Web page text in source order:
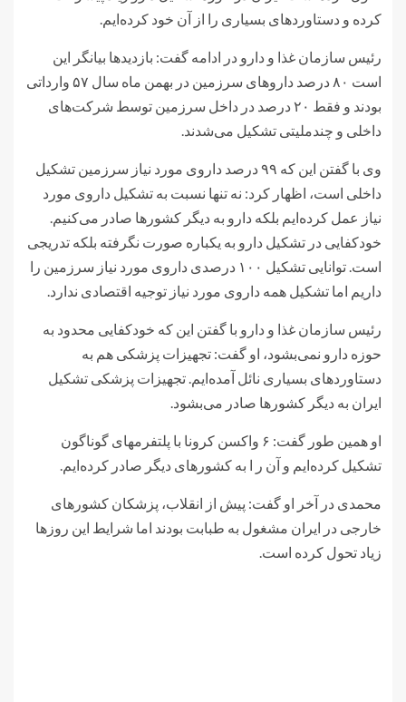
کرده و دستاوردهای بسیاری را از آن خود کرده‌ایم.
رئیس سازمان غذا و دارو در ادامه گفت: بازدید‌ها بیانگر این
است ۸۰ درصد داروهای سرزمین در بهمن ماه سال ۵۷ وارداتی
بودند و فقط ۲۰ درصد در داخل سرزمین توسط شرکت‌های
داخلی و چندملیتی تشکیل می‌شدند.
وی با گفتن این که ۹۹ درصد داروی مورد نیاز سرزمین تشکیل
داخلی است، اظهار کرد: نه تنها نسبت به تشکیل داروی مورد
نیاز عمل کرده‌ایم بلکه دارو به دیگر کشورها صادر می‌کنیم‌.
خودکفایی در تشکیل دارو به یکباره صورت نگرفته بلکه تدریجی
است. توانایی تشکیل ۱۰۰ درصدی داروی مورد نیاز سرزمین را
داریم اما تشکیل همه داروی مورد نیاز توجیه اقتصادی ندارد.
رئیس سازمان غذا و دارو با گفتن این که خودکفایی محدود به
حوزه دارو نمی‌بشود، او گفت: تجهیزات پزشکی هم به
دستاوردهای بسیاری نائل آمده‌ایم. تجهیزات پزشکی تشکیل
ایران به دیگر کشورها صادر می‌بشود.
او همین طور گفت: ۶ واکسن کرونا با پلتفرمهای گوناگون
تشکیل کرده‌ایم و آن ر ا به کشورهای دیگر صادر کرده‌ایم.
محمدی در آخر او گفت: پیش از انقلاب، پزشکان کشورهای
خارجی در ایران مشغول به طبابت بودند اما شرایط این روزها
زیاد تحول کرده است.